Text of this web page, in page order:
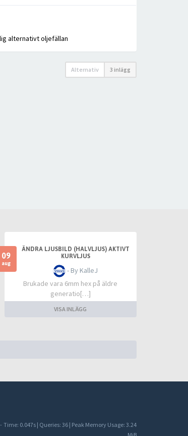
alternativt oljefällan
Alternativ 3 inlägg
09
aug
ÄNDRA LJUSBILD (HALVLJUS) AKTIVT
KURVLJUS
- By KalleJ
Brukade vara 6mm hex på äldre
generatio[…]
VISA INLÄGG
Time: 0.047s | Queries: 36 | Peak Memory Usage: 3.24